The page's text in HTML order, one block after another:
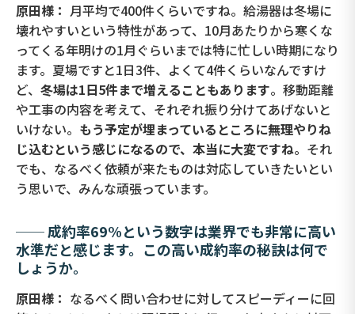
原田様： 月平均で400件くらいですね。給湯器は冬場に
壊れやすいという特性があって、10月あたりから寒くな
ってくる年明けの1月ぐらいまでは特に忙しい時期になり
ます。夏場ですと1日3件、よくて4件くらいなんですけ
ど、 冬場は1日5件まで増えることもあります。移動距離
や工事の内容を考えて、それぞれ振り分けてあげないと
いけない。 もう予定が埋まっているところに無理やりね
じ込むという感じになるので、本当に大変ですね。それ
でも、なるべく依頼が来たものは対応していきたいとい
う思いで、みんな頑張っています。
── 成約率69%という数字は業界でも非常に高い
水準だと感じます。この高い成約率の秘訣は何で
しょうか。
原田様： なるべく問い合わせに対してスピーディーに回